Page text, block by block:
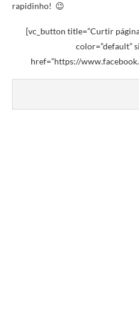
rapidinho! 😉
[vc_button title=”Curtir
color=”default”
href=”https://